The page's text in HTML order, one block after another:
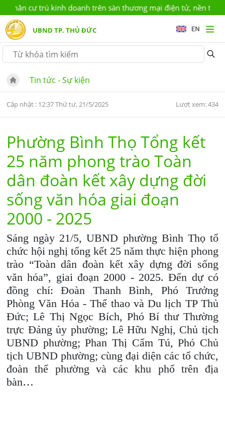
cư trú kinh doanh trên sàn thương mại điện tử, nền tảng
UBND TP. THỦ ĐỨC
Tin tức - Sự kiện
Cập nhật : 12:37 Thứ tư, 21/5/2025 Lượt xem: 434
Phường Bình Thọ Tổng kết
25 năm phong trào Toàn
dân đoàn kết xây dựng đời
sống văn hóa giai đoạn
2000 - 2025
Sáng ngày 21/5, UBND phường Bình Thọ tổ
chức hội nghị tổng kết 25 năm thực hiện phong
trào “Toàn dân đoàn kết xây dựng đời sống
văn hóa”, giai đoạn 2000 - 2025.Đến dự có
đồng chí: Đoàn Thanh Bình, Phó Trưởng
Phòng Văn Hóa - Thể thao và Du lịch TP Thủ
Đức; Lê Thị Ngọc Bích, Phó Bí thư Thường
trực Đảng ủy phường; Lê Hữu Nghị, Chủ tịch
UBND phường; Phan Thị Cẩm Tú, Phó Chủ
tịch UBND phường; cùng đại diện các tổ chức,
đoàn thể phường và các khu phố trên địa
bàn…